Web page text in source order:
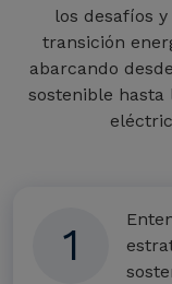
los desafíos
transición
abarcando
sostenible
1